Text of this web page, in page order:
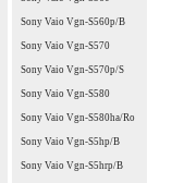
Sony Vaio Vgn-S560p/B
Sony Vaio Vgn-S570
Sony Vaio Vgn-S570p/S
Sony Vaio Vgn-S580
Sony Vaio Vgn-S580ha/Ro
Sony Vaio Vgn-S5hp/B
Sony Vaio Vgn-S5hrp/B